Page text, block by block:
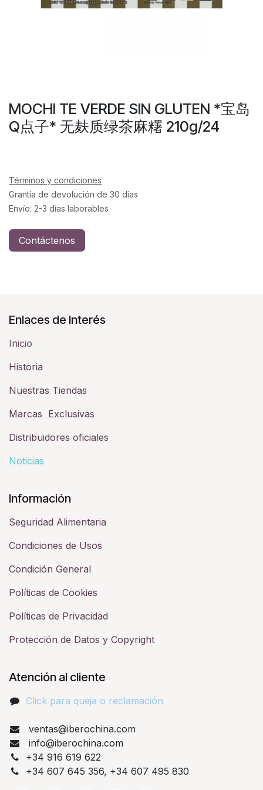
MOCHI TE VERDE SIN GLUTEN *宝岛
Q点子* 无麸质绿茶麻糬 210g/24
Términos y condiciones
Grantía de devolución de 30 días
Envío: 2-3 días laborables
Contáctenos
Enlaces de Interés
Inicio
Historia​
Nuestras Tiendas
Marcas Exclusivas
Distribuidores oficiales
Noticias
Información
Seguridad Alimentaria
Condiciones de Usos
Condición General
Políticas de Cookies
Políticas de Privacidad
Protección de Datos y Copyright
Atención al cliente
Click para queja o reclamación​
ventas@iberochina.com
info@iberochina.com
+34 916 619 622
+34 607 645 356, +34 607 495 830